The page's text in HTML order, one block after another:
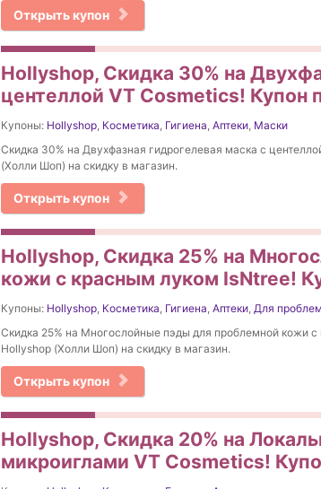
Открыть купон
Hollyshop, Скидка 30% на
центеллой VT Cosmetics! Купон
Купоны: Hollyshop, Косметика, Гигиена, Аптеки, Маски
Скидка 30% на Двухфазная гидрогелевая маска с
(Холли Шоп) на скидку в магазин.
Открыть купон
Hollyshop, Скидка 25% на
кожи с красным луком IsNtree!
Купоны: Hollyshop, Косметика, Гигиена, Аптеки, Для
Скидка 25% на Многослойные пэды для проблемной кожи
Hollyshop (Холли Шоп) на скидку в магазин.
Открыть купон
Hollyshop, Скидка 20% на
микроиглами VT Cosmetics!